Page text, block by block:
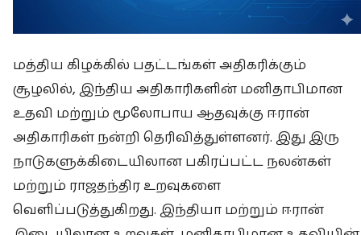
மத்திய கிழக்கில் பதட்டங்கள் அதிகரிக்கும்
சூழலில், இந்திய அதிகாரிகளின் மனிதாபிமான
உதவி மற்றும் மூலோபாய ஆதவுக்கு ஈரான்
அதிகாரிகள் நன்றி தெரிவித்துள்ளனர். இது இரு
நாடுகளுக்கிடையிலான பகிரப்பட்ட நலன்கள்
மற்றும் ராஜதந்திர உறவுகளை
வெளிப்படுத்துகிறது. இந்தியா மற்றும் ஈரான்